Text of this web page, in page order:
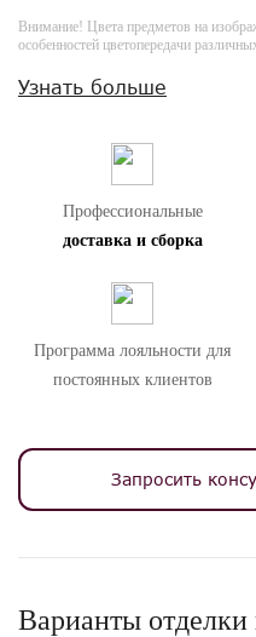
Внимание! Цвета предметов на
особенностей цветопередачи
Узнать больше
Профессиональные
доставка и сборка
Программа лояльности для
постоянных клиентов
Запросить
Варианты